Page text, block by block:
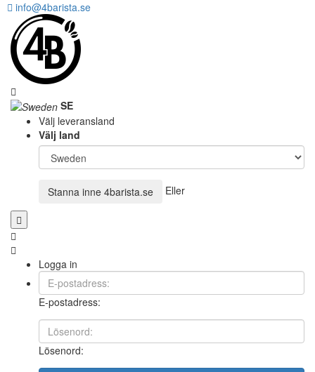
info@4barista.se
SE
Välj leveransland
Välj land
Stanna inne 4barista.se Eller
Logga in
E-postadress:
Lösenord: